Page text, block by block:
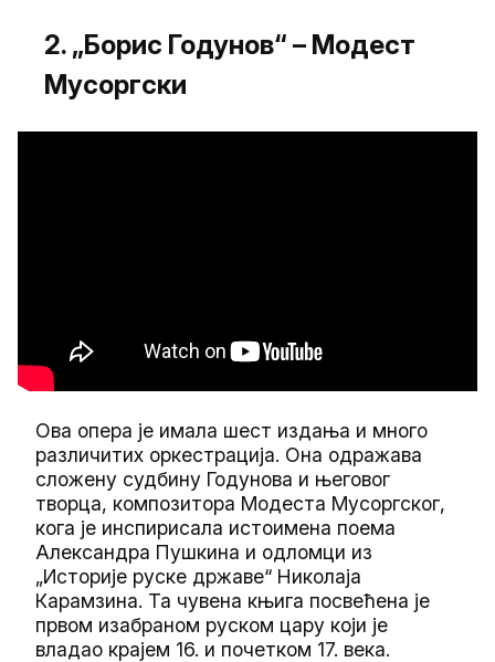
2. „Борис Годунов“ – Модест
Мусоргски
Ова опера је имала шест издања и много
различитих оркестрација. Она одражава
сложену судбину Годунова и његовог
творца, композитора Модеста Мусоргског,
кога је инспирисала истоимена поема
Александра Пушкина и одломци из
„Историје руске државе“ Николаја
Карамзина. Та чувена књига посвећена је
првом изабраном руском цару који је
владао крајем 16. и почетком 17. века.